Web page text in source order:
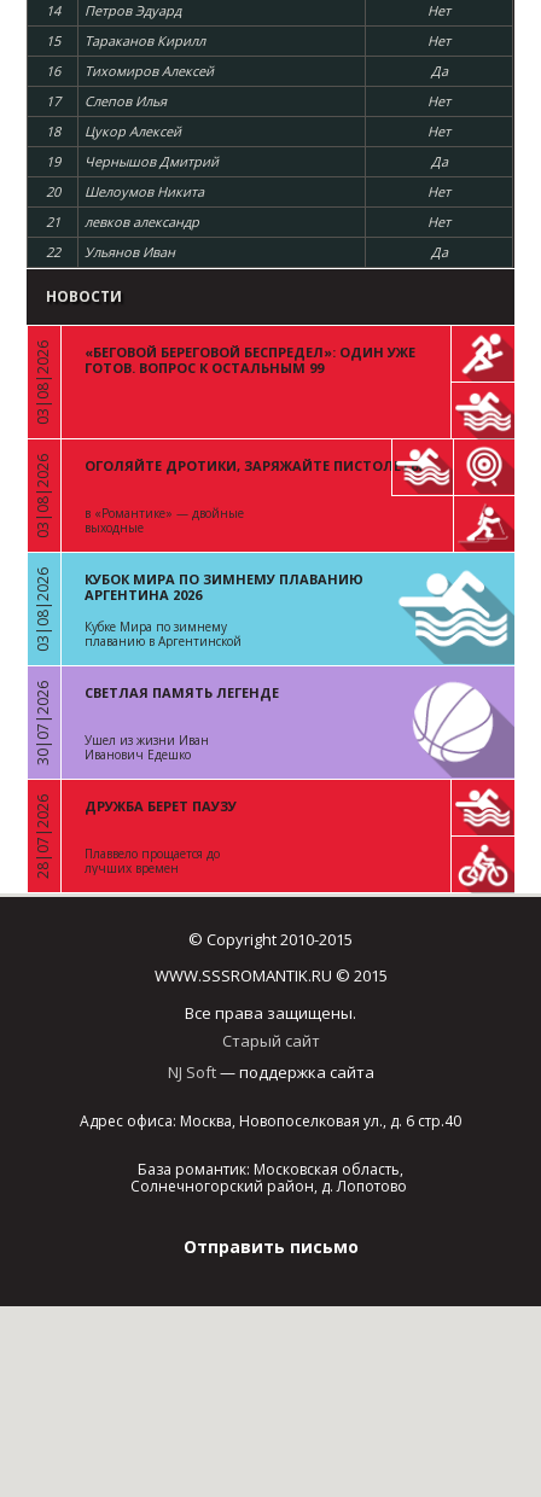
14 Петров Эдуард
Нет
15
Тараканов Кирилл
Нет
16
Тихомиров Алексей
Да
17
Слепов Илья
Нет
18
Цукор Алексей
Нет
19
Чернышов Дмитрий
Да
20
Шелоумов Никита
Нет
21
левков александр
Нет
22
Ульянов Иван Да
НОВОСТИ
«
03|08|2026
«БЕГОВОЙ БЕРЕГОВОЙ БЕСПРЕДЕЛ»: ОДИН УЖЕ
ГОТОВ. ВОПРОС К ОСТАЛЬНЫМ 99
«
03|08|2026 ОГОЛЯЙТЕ ДРОТИКИ, ЗАРЯЖАЙТЕ ПИСТОЛЕТЫ
в «Романтике» — двойные
выходные
«
03|08|2026
КУБОК МИРА ПО ЗИМНЕМУ ПЛАВАНИЮ
АРГЕНТИНА 2026
Кубке Мира по зимнему
плаванию в Аргентинской
«
30|07|2026 СВЕТЛАЯ ПАМЯТЬ ЛЕГЕНДЕ
Ушел из жизни Иван
Иванович Едешко
«
28|07|2026 ДРУЖБА БЕРЕТ ПАУЗУ
Плаввело прощается до
лучших времен
© Copyright 2010-2015
WWW.SSSROMANTIK.RU © 2015
Все права защищены.
Старый сайт
NJ Soft— поддержка сайта
Адрес офиса: Москва, Новопоселковая ул., д. 6 стр.40
База романтик: Московская область,
Солнечногорский район, д. Лопотово
Отправить письмо